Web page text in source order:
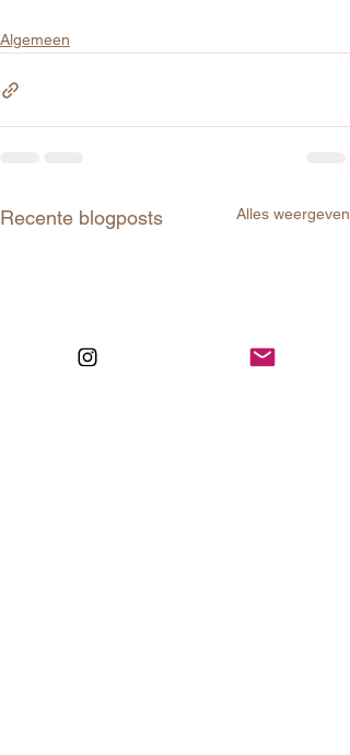
Algemeen
Recente blogposts Alles weergeven